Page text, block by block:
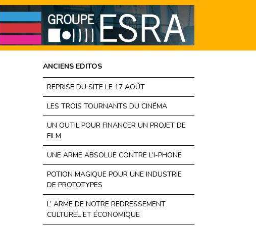
ANCIENS EDITOS
REPRISE DU SITE LE 17 AOÛT
LES TROIS TOURNANTS DU CINÉMA
UN OUTIL POUR FINANCER UN PROJET DE
FILM
UNE ARME ABSOLUE CONTRE L’I-PHONE
POTION MAGIQUE POUR UNE INDUSTRIE
DE PROTOTYPES
L’ ARME DE NOTRE REDRESSEMENT
CULTUREL ET ÉCONOMIQUE